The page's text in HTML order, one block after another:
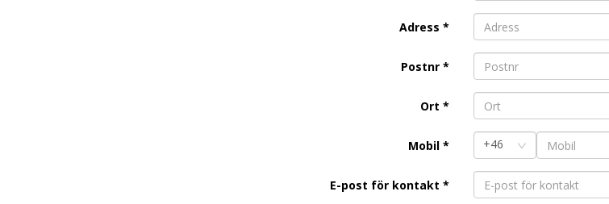
Adress *
Postnr *
Ort *
Mobil * +46
E-post för kontakt *